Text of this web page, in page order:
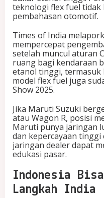
teknologi flex fuel
pembahasan otomotif.
Times of India
mempercepat
setelah muncul aturan
ruang bagi kendaraan
etanol tinggi, termasuk
model flex fuel juga
Show 2025.
Jika Maruti Suzuki
atau Wagon R, posisi
Maruti punya jaringan
dan kepercayaan tinggi
jaringan dealer dapat
edukasi pasar.
Indonesia
Langkah India